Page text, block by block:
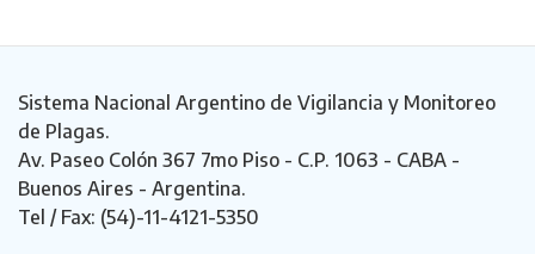
a
a
r
t
a
r
i
z
Sistema Nacional Argentino de Vigilancia y Monitoreo
de Plagas.
Av. Paseo Colón 367 7mo Piso - C.P. 1063 - CABA -
Buenos Aires - Argentina.
Tel / Fax: (54)-11-4121-5350